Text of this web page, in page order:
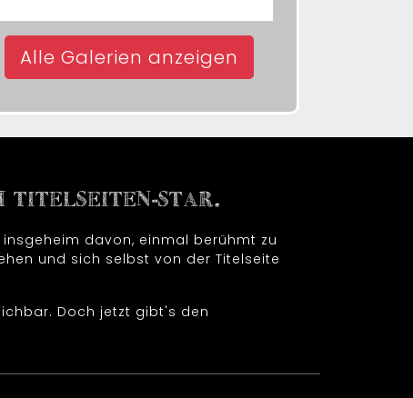
Alle Galerien anzeigen
TITELSEITEN-STAR.
davon, einmal berühmt zu
und sich selbst von der Titelseite
Doch jetzt gibt's den